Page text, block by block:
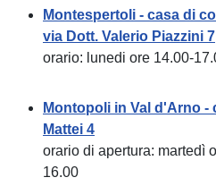
Montespertoli - casa di
via Dott. Valerio Piazzini 7
orario: lunedi ore 14.00-
Montopoli in Val d'Arno -
Mattei 4
orario di apertura: martedì
16.00